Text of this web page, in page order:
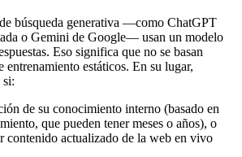
búsqueda generativa —como ChatGPT
o Gemini de Google— usan un modelo
Eso significa que no se basan
entrenamiento estáticos. En su lugar,
si:
de su conocimiento interno (basado en
que pueden tener meses o años), o
contenido actualizado de la web en vivo